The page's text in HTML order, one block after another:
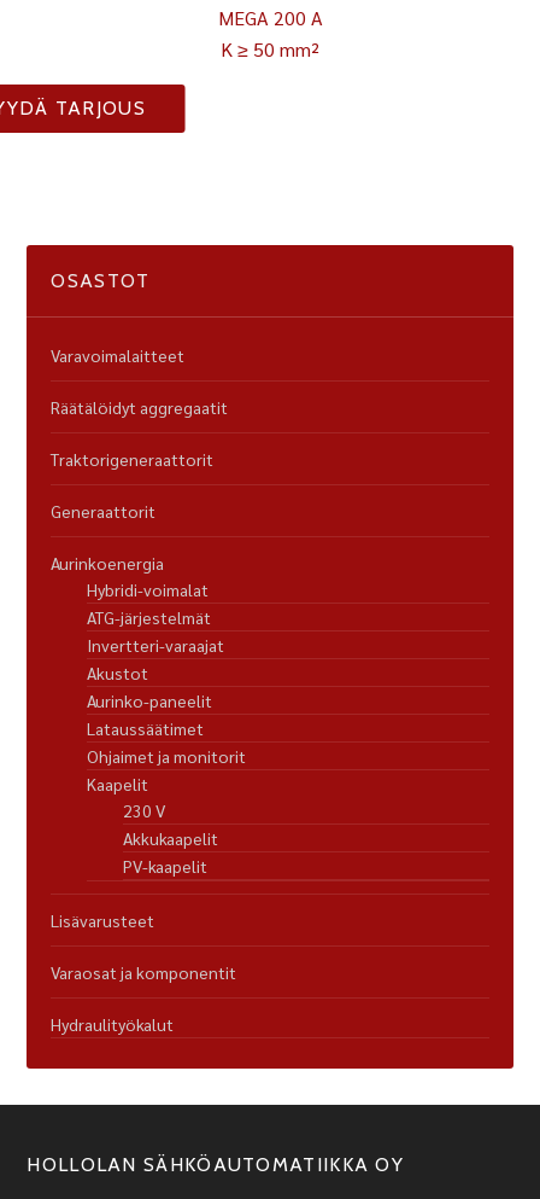
MEGA 200 A
K ≥ 50 mm²
TARJOUS
OSASTOT
Varavoimalaitteet
Räätälöidyt aggregaatit
Traktorigeneraattorit
Generaattorit
Aurinkoenergia
Hybridi-voimalat
ATG-järjestelmät
Invertteri-varaajat
Akustot
Aurinko-paneelit
Lataussäätimet
Ohjaimet ja monitorit
Kaapelit
230 V
Akkukaapelit
PV-kaapelit
Lisävarusteet
Varaosat ja komponentit
Hydraulityökalut
HOLLOLAN SÄHKÖAUTOMATIIKKA OY